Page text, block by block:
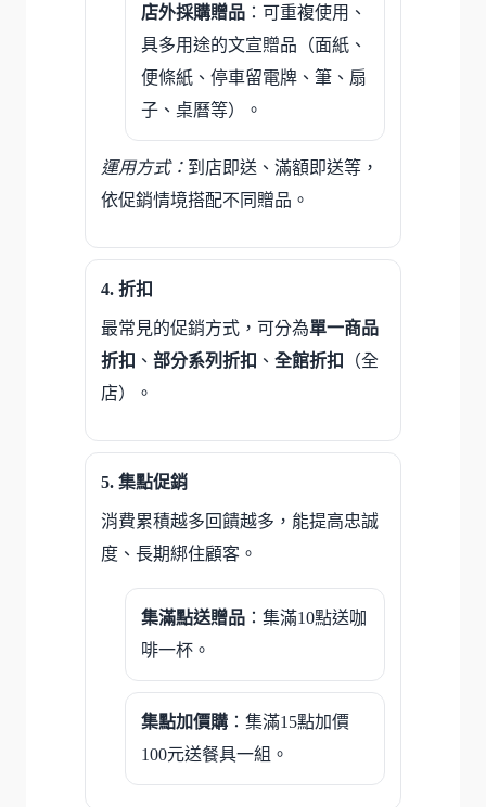
店外採購贈品 ：可重複使用、
具多用途的文宣贈品（面紙、
便條紙、停車留電牌、筆、扇
子、桌曆等）。
運用方式： 到店即送、滿額即送等，
依促銷情境搭配不同贈品。
折扣
最常見的促銷方式，可分為單一商品
折扣 、 部分系列折扣 、 全館折扣
（全
店）。
集點促銷
消費累積越多回饋越多，能提高忠誠
度、長期綁住顧客。
集滿點送贈品 ：集滿10點送咖
啡一杯。
集點加價購 ：集滿15點加價
100元送餐具一組。